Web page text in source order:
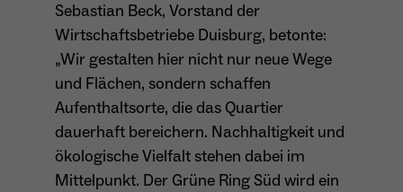
wiederkehrend ist.
Name _gcl_au
Anbieter Google LLC
Laufzeit 4 Monate
Sebastian Beck, Vorstand der
Wirtschaftsbetriebe Duisburg, betonte:
„Wir gestalten hier nicht nur neue Wege
und Flächen, sondern schaffen
Aufenthaltsorte, die das Quartier
dauerhaft bereichern. Nachhaltigkeit und
ökologische Vielfalt stehen dabei im
Mittelpunkt. Der Grüne Ring Süd wird ein